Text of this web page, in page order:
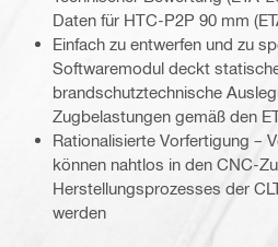
Daten für HTC-P2P 90 mm
Einfach zu entwerfen und zu
Softwaremodul deckt
brandschutztechnische
Zugbelastungen gemäß den
Rationalisierte Vorfertigung –
können nahtlos in den CNC-
Herstellungsprozesses der
werden